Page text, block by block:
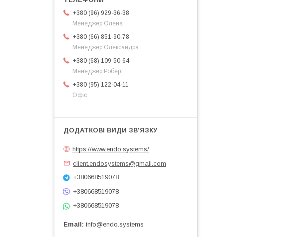
+380 (96) 929-36-38
Менеджер Олена
+380 (66) 851-90-78
Менеджер Олександра
+380 (68) 109-50-64
Менеджер Роберт
+380 (95) 122-04-11
Офіс
https://www.endo.systems/
client.endosystems@gmail.com
+380668519078
+380668519078
+380668519078
Email info@endo.systems